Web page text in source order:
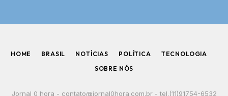
HOME BRASIL NOTÍCIAS POLÍTICA
TECNOLOGIA
SOBRE NÓS
Jornal 0 hora - contato@jornal0hora.com.br- tel.(11)91754-6532